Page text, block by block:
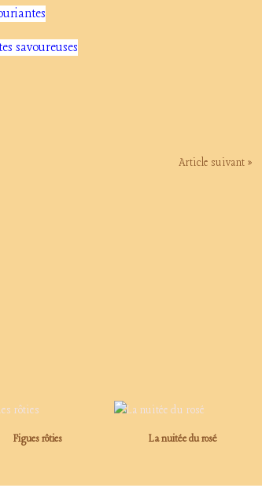
savoureuses
Article suivant »
Figues rôties La nuitée du rosé